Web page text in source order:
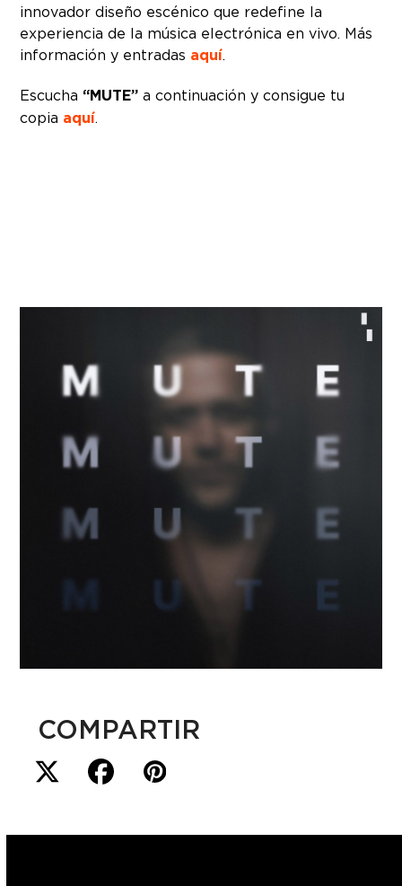
innovador diseño escénico que redefine la
experiencia de la música electrónica en vivo. Más
información y entradas aquí.
Escucha “MUTE” a continuación y consigue tu
copia aquí.
COMPARTIR